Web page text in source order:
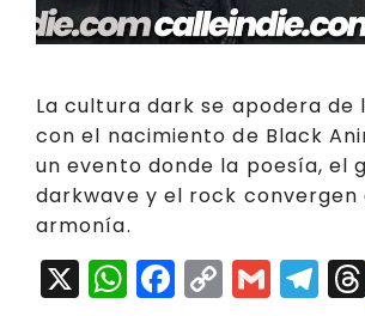
La cultura dark se apodera de
con el nacimiento de Black
un evento donde la poesía, el
darkwave y el rock
armonía.
X W F C G T